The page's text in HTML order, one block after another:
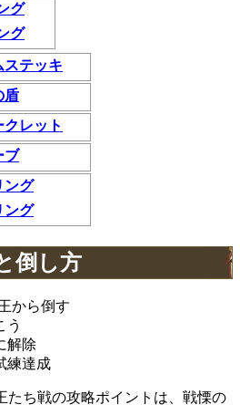
グ
グ
ステッキ
盾
レット
ブ
ング
ング
倒し方
から倒す
う
解除
練達成
たち戦の攻略ポイントは、戦慄の